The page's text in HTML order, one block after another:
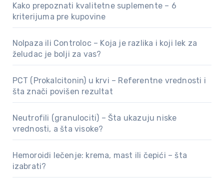
Kako prepoznati kvalitetne suplemente – 6
kriterijuma pre kupovine
Nolpaza ili Controloc – Koja je razlika i koji lek za
želudac je bolji za vas?
PCT (Prokalcitonin) u krvi – Referentne vrednosti i
šta znači povišen rezultat
Neutrofili (granulociti) – Šta ukazuju niske
vrednosti, a šta visoke?
Hemoroidi lečenje: krema, mast ili čepići – šta
izabrati?